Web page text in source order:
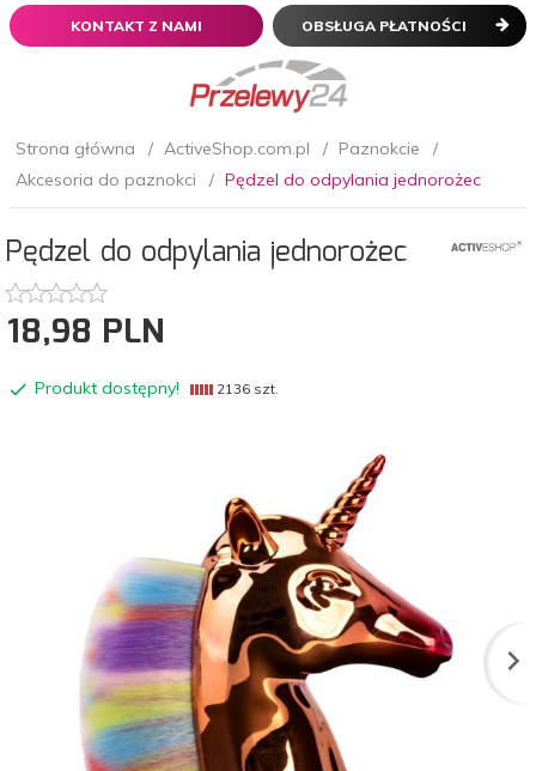
KONTAKT Z NAMI OBSŁUGA PŁATNOŚCI
Strona główna ActiveShop.com.pl
Paznokcie
Akcesoria do paznokci
Pędzel do odpylania jednorożec
Pędzel do odpylania jednorożec
18,98 PLN
Produkt dostępny! 2136 szt.